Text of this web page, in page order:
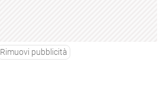
Rimuovi pubblicità